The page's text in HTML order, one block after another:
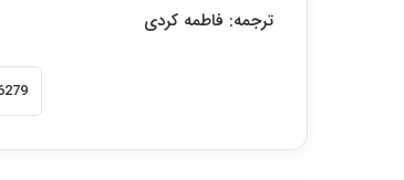
ترجمه: فاطمه کردی